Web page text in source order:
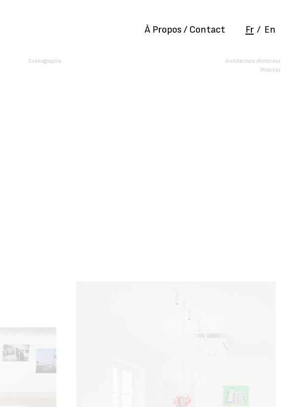
À Propos / Contact Fr / En
Scénographie
Architecture d'intérieur
Mobilier